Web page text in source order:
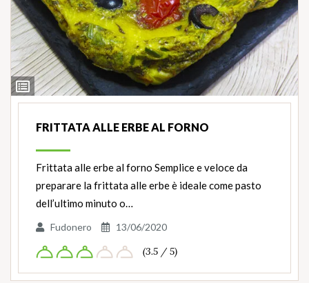
Ingredienti
FRITTATA ALLE ERBE AL FORNO
Frittata alle erbe al forno Semplice e veloce da
preparare la frittata alle erbe è ideale come pasto
dell’ultimo minuto o…
Fudonero 13/06/2020
(3.5 / 5)